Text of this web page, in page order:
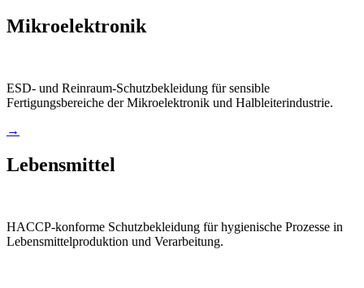
Mikroelektronik
ESD- und Reinraum-Schutzbekleidung für sensible
Fertigungsbereiche der Mikroelektronik und Halbleiterindustrie.
→
Lebensmittel
HACCP-konforme Schutzbekleidung für hygienische Prozesse in
Lebensmittelproduktion und Verarbeitung.